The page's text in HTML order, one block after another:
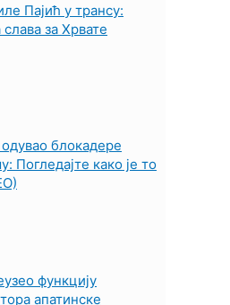
Пајић у трансу:
слава за Хрвате
блокадере
Погледајте како је то
функцију
апатинске